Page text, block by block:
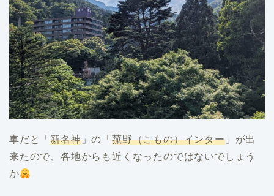
車だと「新名神」の「菰野（こもの）インター」が出
来たので、各地からも近くなったのではないでしょう
か